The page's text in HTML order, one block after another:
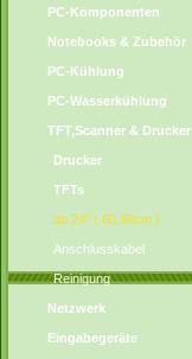
PC-Komponenten
Notebooks & Zubehör
PC-Kühlung
PC-Wasserkühlung
TFT,Scanner & Drucker
Drucker
TFTs
ab 24" ( 60,96cm )
Anschlusskabel
Reinigung
Netzwerk
Eingabegeräte